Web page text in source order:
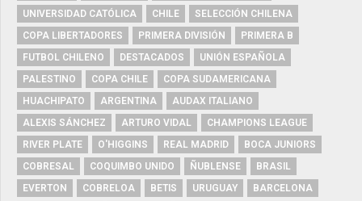
UNIVERSIDAD CATÓLICA
CHILE
SELECCIÓN CHILENA
COPA LIBERTADORES
PRIMERA DIVISIÓN
PRIMERA B
FUTBOL CHILENO
DESTACADOS
UNIÓN ESPAÑOLA
PALESTINO
COPA CHILE
COPA SUDAMERICANA
HUACHIPATO
ARGENTINA
AUDAX ITALIANO
ALEXIS SÁNCHEZ
ARTURO VIDAL
CHAMPIONS LEAGUE
RIVER PLATE
O'HIGGINS REAL MADRID
BOCA JUNIORS
COBRESAL
COQUIMBO UNIDO ÑUBLENSE
BRASIL
EVERTON
COBRELOA BETIS URUGUAY
BARCELONA